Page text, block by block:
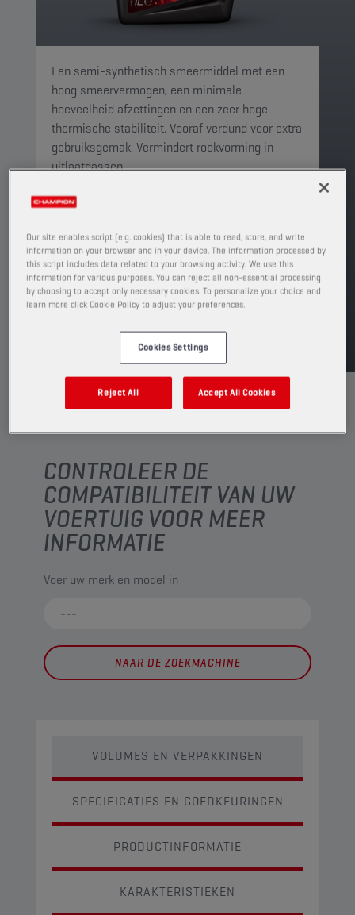
Een semi-synthetisch smeermiddel met een
hoog smeervermogen, een minimale
hoeveelheid afzettingen en een zeer hoge
thermische stabiliteit. Vooraf verdund voor extra
gebruiksgemak. Vermindert rookvorming in
uitlaatgassen.
VIND EEN VERKOOPPUNT
CONTROLEER DE
COMPATIBILITEIT VAN UW
VOERTUIG VOOR MEER
INFORMATIE
Voer uw merk en model in
NAAR DE ZOEKMACHINE
VOLUMES EN VERPAKKINGEN
SPECIFICATIES EN GOEDKEURINGEN
PRODUCTINFORMATIE
KARAKTERISTIEKEN
Our site enables script (e.g. cookies) that is able to read, store, and write
information on your browser and in your device. The information processed by
this script includes data related to your browsing activity. We use this
information for various purposes. You can reject all non-essential processing
by choosing to accept only necessary cookies. To personalize your choice and
learn more click Cookie Policy to adjust your preferences.
Cookies Settings
Reject All Accept All Cookies